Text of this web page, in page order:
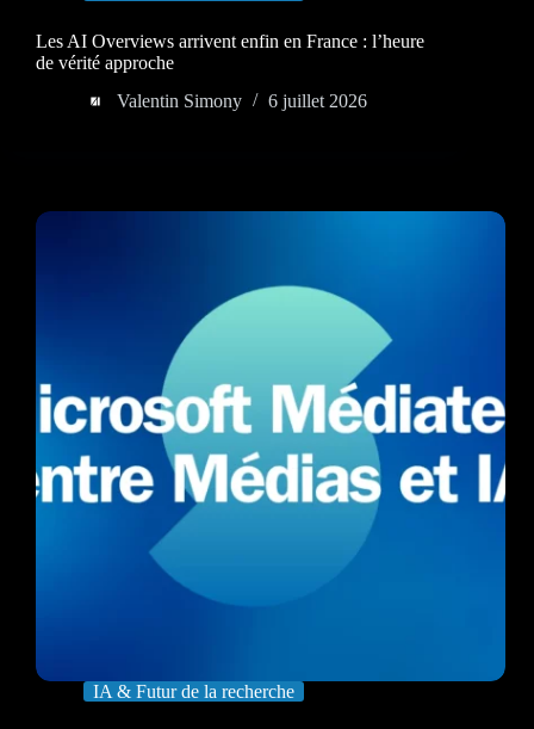
Les AI Overviews arrivent enfin en France : l’heure
de vérité approche
Valentin Simony
6 juillet 2026
IA & Futur de la recherche